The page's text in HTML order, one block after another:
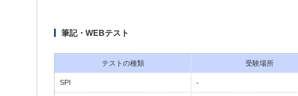
筆記・WEBテスト
テストの種類 受験場所
SPI -